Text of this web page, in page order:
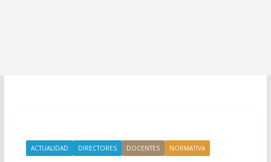
ACTUALIDAD DIRECTORES DOCENTES NORMATIVA